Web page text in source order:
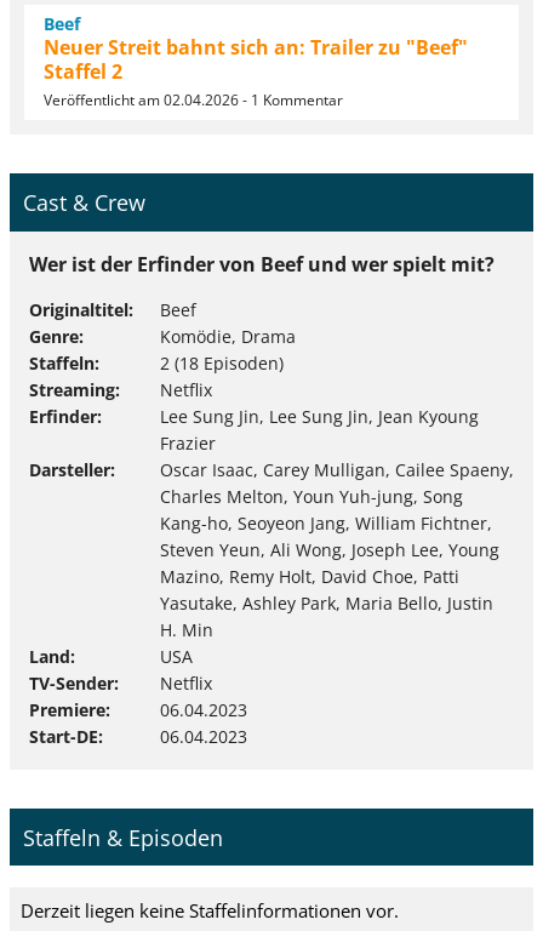
Beef
Neuer Streit bahnt sich an: Trailer zu "Beef"
Staffel 2
Veröffentlicht am 02.04.2026 - 1 Kommentar
Cast & Crew
Wer ist der Erfinder von Beef und wer spielt mit?
Originaltitel
Beef
Genre
Komödie, Drama
Staffeln
2 (18 Episoden)
Streaming
Netflix
Erfinder
Lee Sung Jin, Lee Sung Jin, Jean Kyoung
Frazier
Darsteller
Oscar Isaac, Carey Mulligan, Cailee Spaeny,
Charles Melton, Youn Yuh-jung, Song
Kang-ho, Seoyeon Jang, William Fichtner,
Steven Yeun, Ali Wong, Joseph Lee, Young
Mazino, Remy Holt, David Choe, Patti
Yasutake, Ashley Park, Maria Bello, Justin
H. Min
Land
USA
TV-Sender
Netflix
Premiere
06.04.2023
Start-DE
06.04.2023
Staffeln & Episoden
Derzeit liegen keine Staffelinformationen vor.